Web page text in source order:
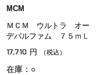
MCM
ＭＣＭ ウルトラ オー
デパルファム ７５ｍＬ
17,710 円 （税込）
在庫：○